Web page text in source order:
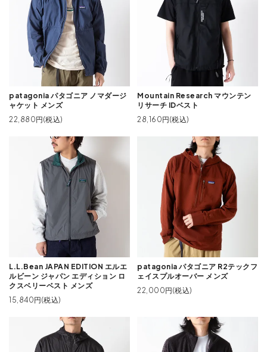
patagonia パタゴニア ノマダージ
ャケット メンズ
22,880円(税込)
Mountain Research マウンテン
リサーチ IDベスト
28,160円(税込)
L.L.Bean JAPAN EDITION エルエ
ルビーン ジャパン エディション ロ
クスベリーベスト メンズ
15,840円(税込)
patagonia パタゴニア R2テックフ
ェイスプルオーバー メンズ
22,000円(税込)